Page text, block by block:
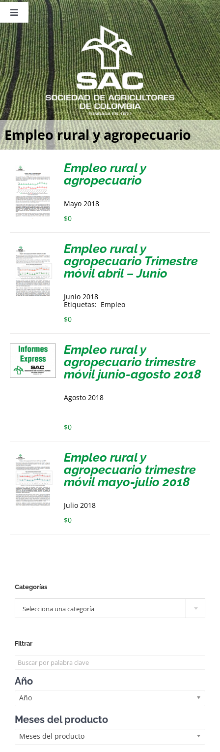
Saltar
contenido
Toggle
Navigation
Nosotros
Publicaciones
Sala de Prensa
Eventos
Empleo rural y agropecuario
Empleo rural y
agropecuario
Mayo 2018
$0
Empleo rural y
agropecuario Trimestre
móvil abril – Junio
Junio 2018
Etiquetas: Empleo
$0
Empleo rural y
agropecuario trimestre
móvil junio-agosto 2018
Agosto 2018
$0
Empleo rural y
agropecuario trimestre
móvil mayo-julio 2018
Julio 2018
$0
Categorías
Selecciona una categoría
Filtrar
Año
Año
Meses del producto
Meses del producto